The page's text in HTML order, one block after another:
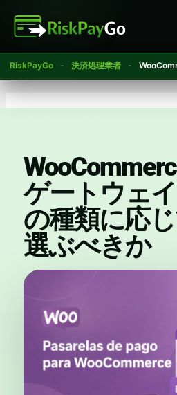
RiskPayGo - 決済処理業者 -
へ
ス
ゲートウェ
の種類に応
選ぶべきか